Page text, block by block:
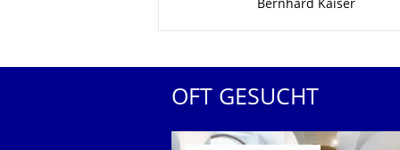
Bernhard Kaiser
OFT GESUCHT